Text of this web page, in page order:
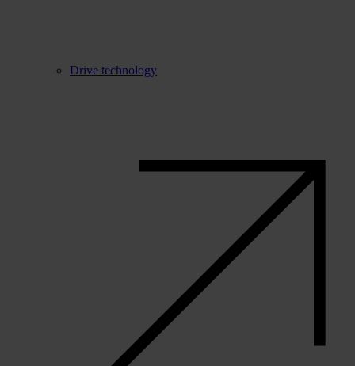
Drive technology